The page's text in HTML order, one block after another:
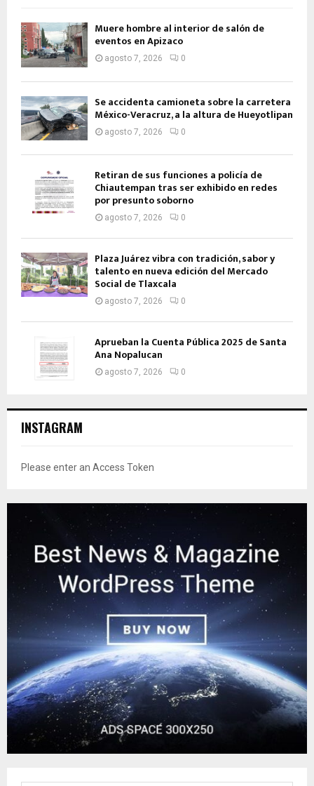
Muere hombre al interior de salón de
eventos en Apizaco
agosto 7, 2026 0
Se accidenta camioneta sobre la carretera
México-Veracruz, a la altura de Hueyotlipan
agosto 7, 2026 0
Retiran de sus funciones a policía de
Chiautempan tras ser exhibido en redes
por presunto soborno
agosto 7, 2026 0
Plaza Juárez vibra con tradición, sabor y
talento en nueva edición del Mercado
Social de Tlaxcala
agosto 7, 2026 0
Aprueban la Cuenta Pública 2025 de Santa
Ana Nopalucan
agosto 7, 2026 0
INSTAGRAM
Please enter an Access Token